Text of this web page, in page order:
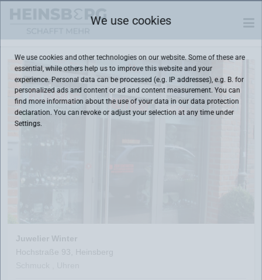
Juwelier Winter
Hochstraße 93, Heinsberg
We use cookies
We use cookies and other technologies on our website. Some of these are
essential, while others help us to improve this website and your
experience. Personal data can be processed (e.g. IP addresses), e.g. B. for
personalized ads and content or ad and content measurement. You can
find more information about the use of your data in our data protection
declaration. You can revoke or adjust your selection at any time under
Settings.